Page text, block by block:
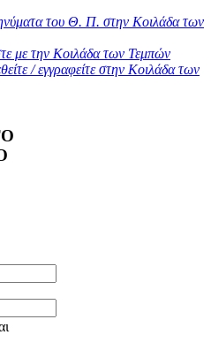
του Θ. Π. στην Κοιλάδα των
με την Κοιλάδα των Τεμπών
/ εγγραφείτε στην Κοιλάδα των